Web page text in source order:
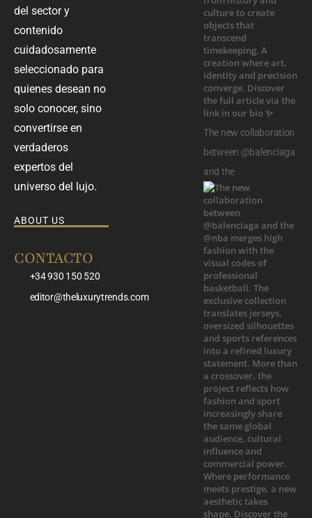
del sector y
contenido
cuidadosamente
seleccionado para
quienes desean no
solo conocer, sino
convertirse en
verdaderos
expertos del
universo del lujo.
ABOUT US
CONTACTO
+34 930 150 520
editor@theluxurytrends.com
The new collaboration
between @balenciaga
and the